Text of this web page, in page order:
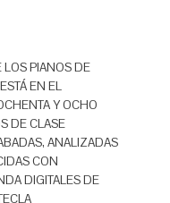
LOS PIANOS DE
EN EL
Y OCHO
DE CLASE
ANALIZADAS
CON
DIGITALES DE